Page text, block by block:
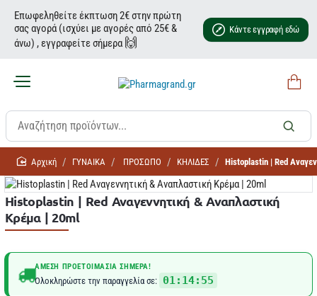
Επωφεληθείτε έκπτωση 2€ στην πρώτη
σας αγορά (ισχύει με αγορές από 25€ &
άνω) , εγγραφείτε σήμερα 🙌
Κάντε εγγραφή εδώ
homeΓΥΝΑΙΚΑ ΠΡΟΣΩΠΟ ΚΗΛΙΔΕΣ Histoplastin | Red
Histoplastin | Red Αναγεννητική & Αναπλαστική
Κρέμα | 20ml
ΆΜΕΣΗ ΠΡΟΕΤΟΙΜΑΣΊΑ ΣΉΜΕΡΑ!
Ολοκληρώστε την παραγγελία σε: 01:14:55